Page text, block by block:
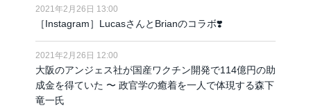
2021年2月26日 13:00
［Instagram］LucasさんとBrianのコラボ❣️
2021年2月26日 12:00
大阪のアンジェス社が国産ワクチン開発で114億円の助
成金を得ていた 〜 政官学の癒着を一人で体現する森下
竜一氏